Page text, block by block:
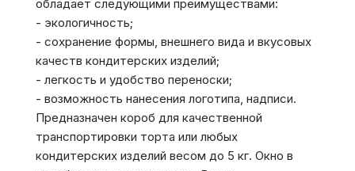
обладает следующими преимуществами:
- экологичность;
- сохранение формы, внешнего вида и вкусовых
качеств кондитерских изделий;
- легкость и удобство переноски;
- возможность нанесения логотипа, надписи.
Предназначен короб для качественной
транспортировки торта или любых
кондитерских изделий весом до 5 кг. Окно в